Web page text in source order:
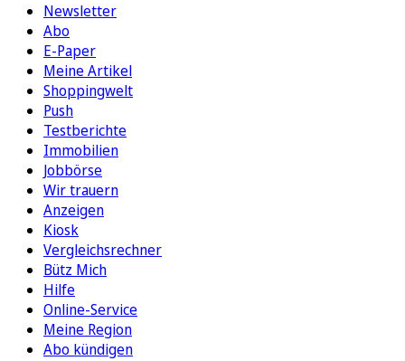
Newsletter
Abo
E-Paper
Meine Artikel
Shoppingwelt
Push
Testberichte
Immobilien
Jobbörse
Wir trauern
Anzeigen
Kiosk
Vergleichsrechner
Bütz Mich
Hilfe
Online-Service
Meine Region
Abo kündigen